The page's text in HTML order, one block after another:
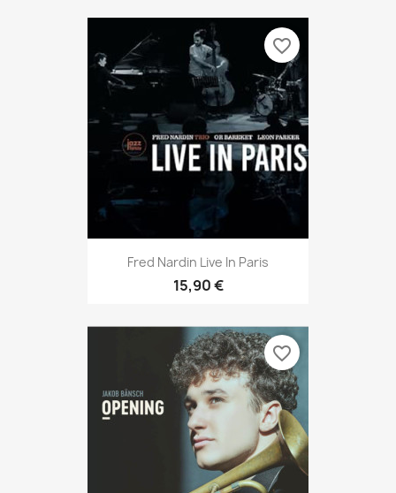
Fred Nardin Live In Paris
15,90 €
favorite_border
favorite_border